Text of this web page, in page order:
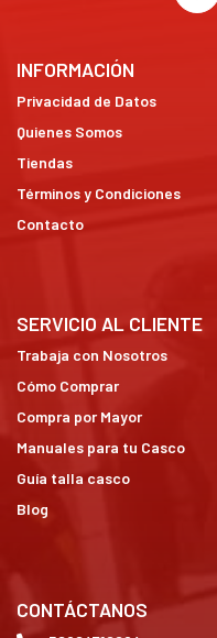
INFORMACIÓN
Privacidad de Datos
Quienes Somos
Tiendas
Términos y Condiciones
Contacto
SERVICIO AL CLIENTE
Trabaja con Nosotros
Cómo Comprar
Compra por Mayor
Manuales para tu Casco
Guía talla casco
Blog
CONTÁCTANOS